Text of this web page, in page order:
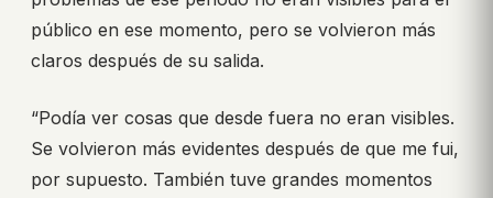
público en ese momento, pero se volvieron más
claros después de su salida.
“Podía ver cosas que desde fuera no eran visibles.
Se volvieron más evidentes después de que me fui,
por supuesto. También tuve grandes momentos